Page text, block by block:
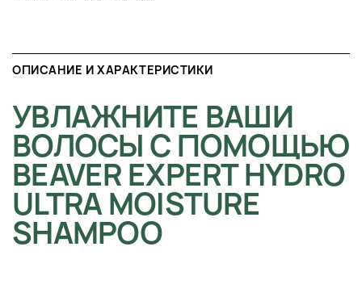
ОПИСАНИЕ И ХАРАКТЕРИСТИКИ
УВЛАЖНИТЕ ВАШИ
ВОЛОСЫ С ПОМОЩЬЮ
BEAVER EXPERT HYDRO
ULTRA MOISTURE
SHAMPOO